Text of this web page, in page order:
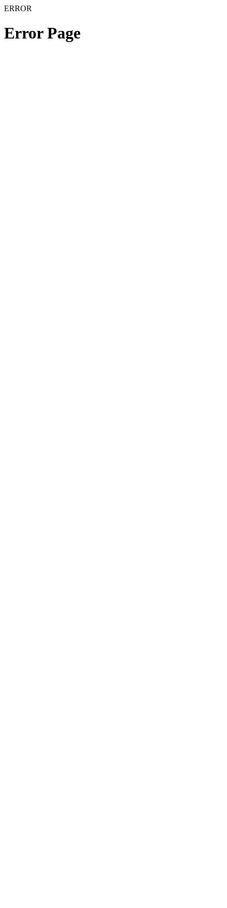
ERROR
Error Page